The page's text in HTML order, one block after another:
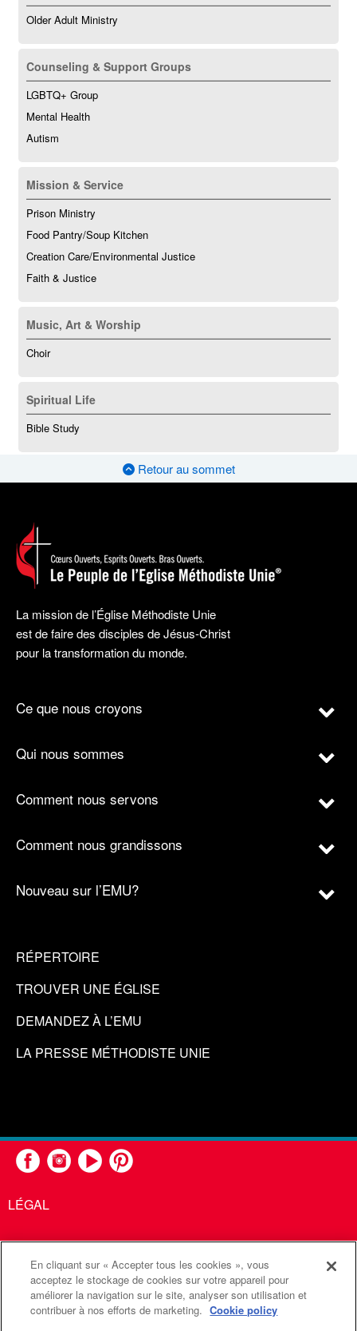
Older Adult Ministry
Counseling & Support Groups
LGBTQ+ Group
Mental Health
Autism
Mission & Service
Prison Ministry
Food Pantry/Soup Kitchen
Creation Care/Environmental Justice
Faith & Justice
Music, Art & Worship
Choir
Spiritual Life
Bible Study
Retour au sommet
La mission de l’Église Méthodiste Unie
est de faire des disciples de Jésus-Christ
pour la transformation du monde.
Ce que nous croyons
Qui nous sommes
Comment nous servons
Comment nous grandissons
Nouveau sur l’EMU?
RÉPERTOIRE
TROUVER UNE ÉGLISE
DEMANDEZ À L’EMU
LA PRESSE MÉTHODISTE UNIE
LÉGAL
United Methodist Communications est une agence de l'Église
Méthodiste Unie
©2026Communications Méthodistes Unies. Tous droits
En cliquant sur « Accepter tous les cookies », vous
acceptez le stockage de cookies sur votre appareil pour
améliorer la navigation sur le site, analyser son utilisation et
contribuer à nos efforts de marketing. Cookie policy